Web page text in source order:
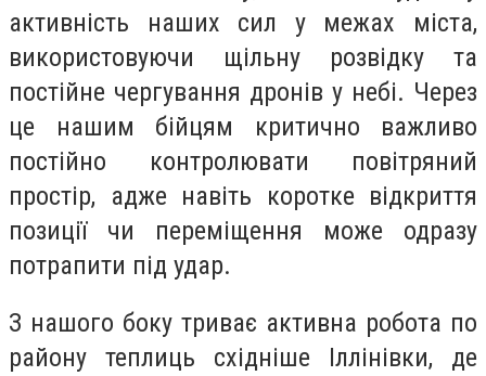
активність наших сил у межах міста,
використовуючи щільну розвідку та
постійне чергування дронів у небі. Через
це нашим бійцям критично важливо
постійно контролювати повітряний
простір, адже навіть коротке відкриття
позиції чи переміщення може одразу
потрапити під удар.
З нашого боку триває активна робота по
району теплиць східніше Іллінівки, де